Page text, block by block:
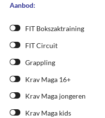
Aanbod:
FIT Bokszaktraining
FIT Circuit
Grappling
Krav Maga 16+
Krav Maga jongeren
Krav Maga kids